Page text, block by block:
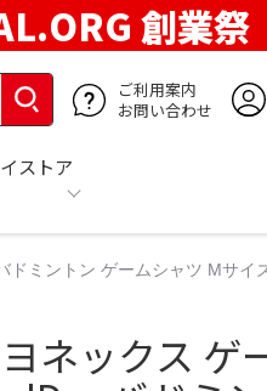
創業祭
ご利用案内
お問い合わせ
ストア
ミントン ゲームシャツ Mサイ
ネックス ゲ